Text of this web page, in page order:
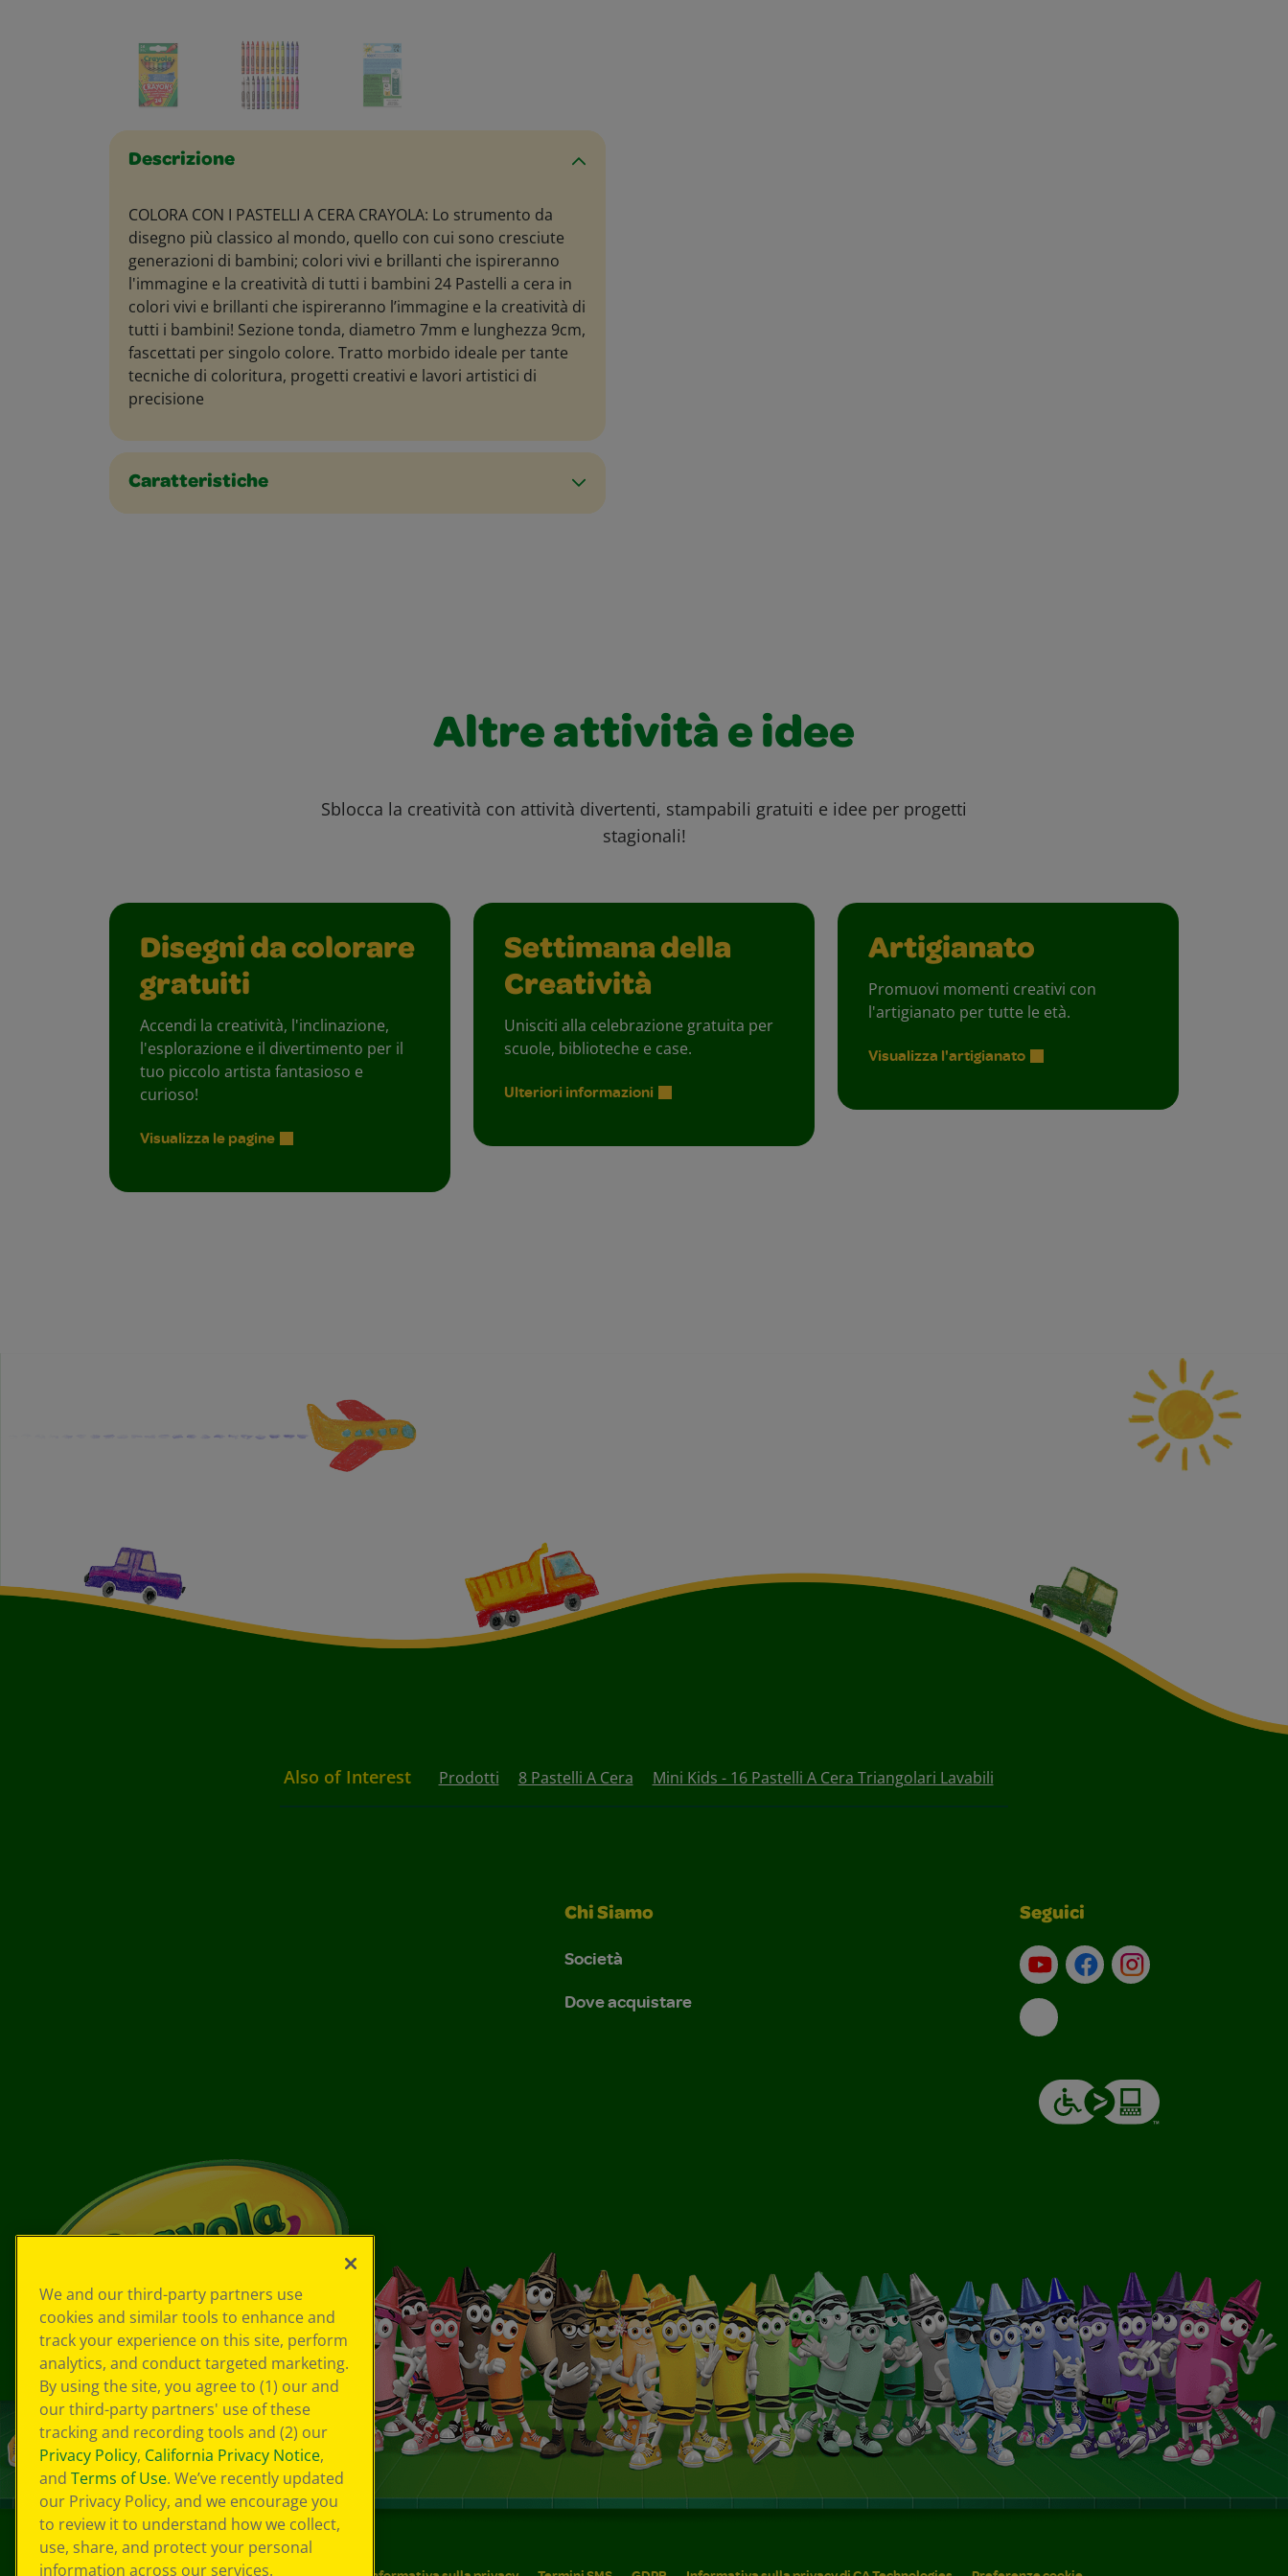
Descrizione
COLORA CON I PASTELLI A CERA CRAYOLA: Lo strumento da
disegno più classico al mondo, quello con cui sono cresciute
generazioni di bambini; colori vivi e brillanti che ispireranno
l'immagine e la creatività di tutti i bambini 24 Pastelli a cera in
colori vivi e brillanti che ispireranno l’immagine e la creatività di
tutti i bambini! Sezione tonda, diametro 7mm e lunghezza 9cm,
fascettati per singolo colore. Tratto morbido ideale per tante
tecniche di coloritura, progetti creativi e lavori artistici di
precisione
Caratteristiche
Altre attività e idee
Sblocca la creatività con attività divertenti, stampabili gratuiti e idee per progetti
stagionali!
Disegni da colorare
gratuiti
Accendi la creatività, l'inclinazione,
l'esplorazione e il divertimento per il
tuo piccolo artista fantasioso e
curioso!
Visualizza le pagine
Settimana della
Creatività
Unisciti alla celebrazione gratuita per
scuole, biblioteche e case.
Ulteriori informazioni
Artigianato
Promuovi momenti creativi con
l'artigianato per tutte le età.
Visualizza l'artigianato
Also of Interest Prodotti 8 Pastelli A Cera Mini Kids - 16 Pastelli A Cera Triangolari Lavabili
Chi Siamo
Società
Dove acquistare
Seguici
Su YouTube
ContattiProfilo Instagram
Email
© 2026 Crayola® Tutti i diritti riservati.
We and our third-party partners use
cookies and similar tools to enhance and
track your experience on this site, perform
analytics, and conduct targeted marketing.
By using the site, you agree to (1) our and
our third-party partners' use of these
tracking and recording tools and (2) our
Privacy Policy, California Privacy Notice,
and Terms of Use. We’ve recently updated
our Privacy Policy, and we encourage you
to review it to understand how we collect,
use, share, and protect your personal
information across our services.